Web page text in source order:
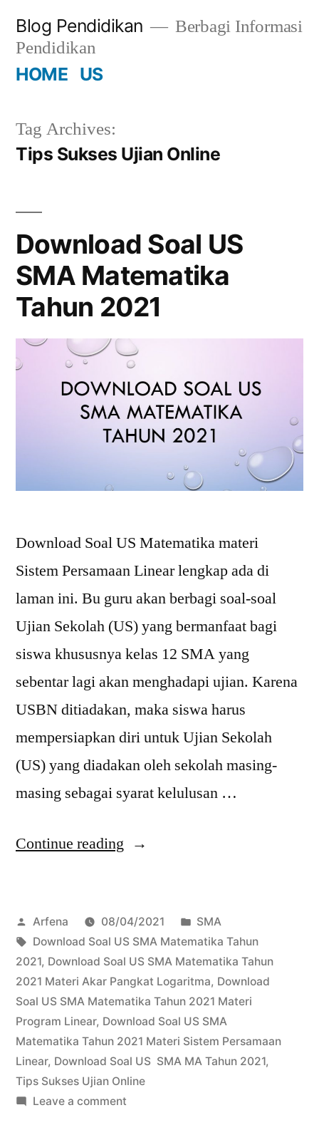
content
Blog Pendidikan
Berbagi Informasi
Pendidikan
HOME US
Tag Archives:
Tips Sukses Ujian Online
Download Soal US
SMA Matematika
Tahun 2021
Download Soal US Matematika materi
Sistem Persamaan Linear lengkap ada di
laman ini. Bu guru akan berbagi soal-soal
Ujian Sekolah (US) yang bermanfaat bagi
siswa khususnya kelas 12 SMA yang
sebentar lagi akan menghadapi ujian. Karena
USBN ditiadakan, maka siswa harus
mempersiapkan diri untuk Ujian Sekolah
(US) yang diadakan oleh sekolah masing-
masing sebagai syarat kelulusan …
Continue reading “Download
SMA
Matematika
Tahun
2021”
Posted
by
Arfena 08/04/2021
Posted
in
SMA
Tags:
Download Soal US SMA Matematika Tahun
2021, Download Soal US SMA Matematika Tahun
2021 Materi Akar Pangkat Logaritma, Download
Soal US SMA Matematika Tahun 2021 Materi
Program Linear, Download Soal US SMA
Matematika Tahun 2021 Materi Sistem Persamaan
Linear, Download Soal US SMA MA Tahun 2021,
Tips Sukses Ujian Online
Leave a commenton